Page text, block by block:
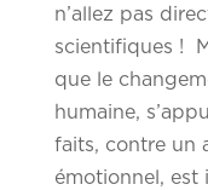
n’allez pas
scientifiques !
que le
humaine,
faits, contre un
émotionnel, est